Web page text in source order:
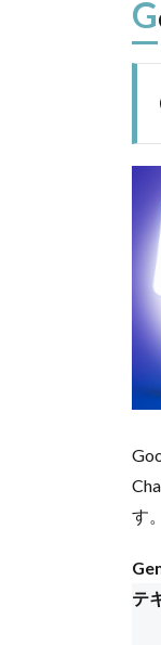
G
す。
テ